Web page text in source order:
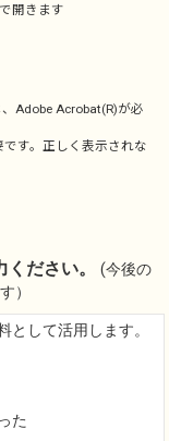
開きます
Adobe Acrobat(R)が必
です。正しく表示されな